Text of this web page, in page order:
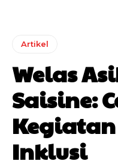
Artikel
Welas
Saisine:
Inklusi